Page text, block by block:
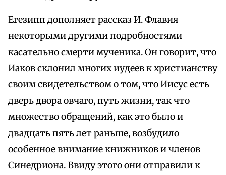
Егезипп дополняет рассказ И. Флавия
некоторыми другими подробностями
касательно смерти мученика. Он говорит, что
Иаков склонил многих иудеев к христианству
своим свидетельством о том, что Иисус есть
дверь двора овчаго, путь жизни, так что
множество обращений, как это было и
двадцать пять лет раньше, возбудило
особенное внимание книжников и членов
Синедриона. Ввиду этого они отправили к